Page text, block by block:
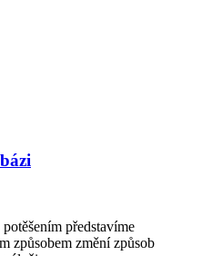
představíme
způsobem změní způsob